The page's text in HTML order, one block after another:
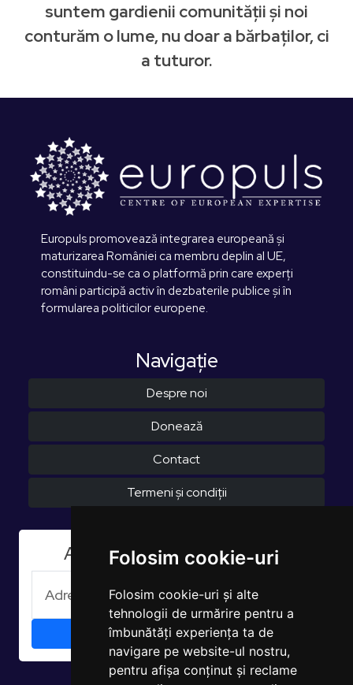
Folosim cookie-uri
Folosim cookie-uri și alte
tehnologii de urmărire pentru a
îmbunătăți experiența ta de
navigare pe website-ul nostru,
pentru afișa conținut și reclame
suntem gardienii comunității și noi
conturăm o lume, nu doar a bărbaților, ci
a tuturor.
Europuls promovează integrarea europeană și
maturizarea României ca membru deplin al UE,
constituindu-se ca o platformă prin care experți
români participă activ în dezbaterile publice și în
formularea politicilor europene.
Navigaţie
Despre noi
Donează
Contact
Termeni și condiții
Aboneaza-te la Newsletter